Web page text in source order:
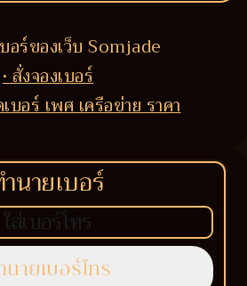
อร์ของเว็บ Somjade
• สั่งจองเบอร์
เบอร์ เพศ เครือข่าย ราคา
นายเบอร์